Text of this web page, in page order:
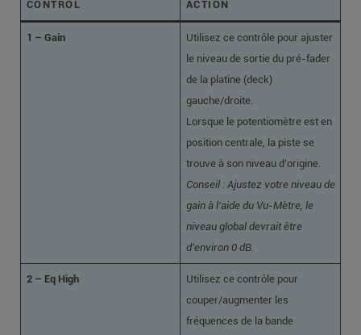
CONTROL ACTION
1 – Gain
Utilisez ce contrôle pour ajuster
le niveau de sortie du pré-fader
de la platine (deck)
gauche/droite.
Lorsque le potentiomètre est en
position centrale, la piste se
trouve à son niveau d’origine.
Conseil : Ajustez votre niveau de
gain à l’aide du Vu-Mètre, le
niveau global devrait être
d’environ 0 dB.
2 – Eq High
Utilisez ce contrôle pour
couper/augmenter les
fréquences de la bande